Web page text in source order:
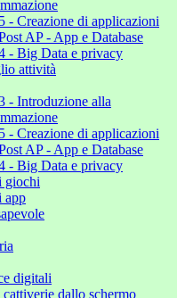
- Creazione di applicazioni
AP - App e Database
- Big Data e privacy
attività
- Introduzione alla
- Creazione di applicazioni
AP - App e Database
- Big Data e privacy
giochi
app
digitali
dallo schermo